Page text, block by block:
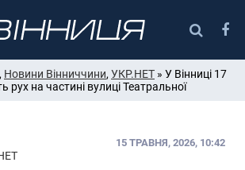
, Новини Вінниччини, УКР.НЕТ » У Вінниці 17
рух на частині вулиці Театральної
15 ТРАВНЯ, 2026, 10:42